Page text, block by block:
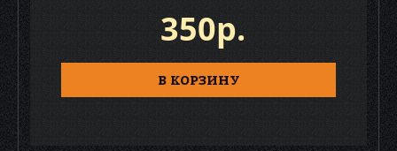
350р.
В КОРЗИНУ